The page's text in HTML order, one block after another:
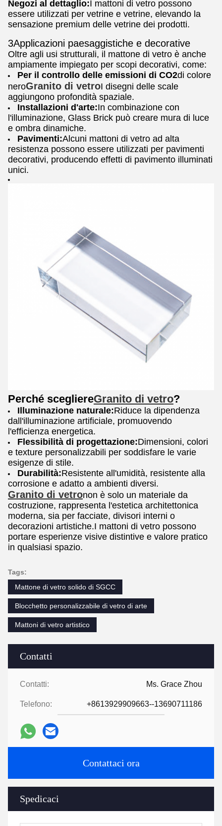
Contatti
Contatti: Ms. Grace Zhou
Telefono: +8613929909663--13690711186
Contattaci ora
Spedicaci
Negozi al dettaglio:I mattoni di vetro possono
essere utilizzati per vetrine e vetrine, elevando la
sensazione premium delle vetrine dei prodotti.
3Applicazioni paesaggistiche e decorative
Oltre agli usi strutturali, il mattone di vetro è anche
ampiamente impiegato per scopi decorativi, come:
Per il controllo delle emissioni di CO2di colore
neroGranito di vetroI disegni delle scale
aggiungono profondità spaziale.
Installazioni d'arte:In combinazione con
l'illuminazione, Glass Brick può creare mura di luce
e ombra dinamiche.
Pavimenti:Alcuni mattoni di vetro ad alta
resistenza possono essere utilizzati per pavimenti
decorativi, producendo effetti di pavimento illuminati
unici.
Perché scegliereGranito di vetro?
Illuminazione naturale:Riduce la dipendenza
dall'illuminazione artificiale, promuovendo
l'efficienza energetica.
Flessibilità di progettazione:Dimensioni, colori
e texture personalizzabili per soddisfare le varie
esigenze di stile.
Durabilità:Resistente all'umidità, resistente alla
corrosione e adatto a ambienti diversi.
Granito di vetronon è solo un materiale da
costruzione, rappresenta l'estetica architettonica
moderna, sia per facciate, divisori interni o
decorazioni artistiche.I mattoni di vetro possono
portare esperienze visive distintive e valore pratico
in qualsiasi spazio.
Tags:
Mattone di vetro solido di SGCC
Blocchetto personalizzabile di vetro di arte
Mattoni di vetro artistico